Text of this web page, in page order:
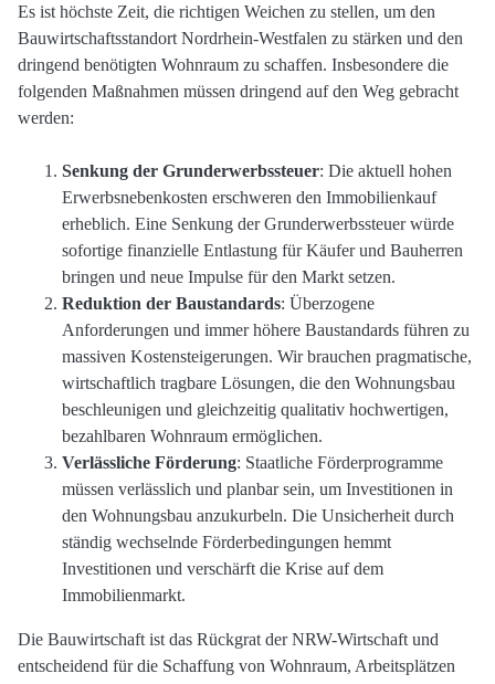
Es ist höchste Zeit, die richtigen Weichen zu stellen, um den
Bauwirtschaftsstandort Nordrhein-Westfalen zu stärken und den
dringend benötigten Wohnraum zu schaffen. Insbesondere die
folgenden Maßnahmen müssen dringend auf den Weg gebracht
werden:
Senkung der Grunderwerbssteuer: Die aktuell hohen
Erwerbsnebenkosten erschweren den Immobilienkauf
erheblich. Eine Senkung der Grunderwerbssteuer würde
sofortige finanzielle Entlastung für Käufer und Bauherren
bringen und neue Impulse für den Markt setzen.
Reduktion der Baustandards: Überzogene
Anforderungen und immer höhere Baustandards führen zu
massiven Kostensteigerungen. Wir brauchen pragmatische,
wirtschaftlich tragbare Lösungen, die den Wohnungsbau
beschleunigen und gleichzeitig qualitativ hochwertigen,
bezahlbaren Wohnraum ermöglichen.
Verlässliche Förderung: Staatliche Förderprogramme
müssen verlässlich und planbar sein, um Investitionen in
den Wohnungsbau anzukurbeln. Die Unsicherheit durch
ständig wechselnde Förderbedingungen hemmt
Investitionen und verschärft die Krise auf dem
Immobilienmarkt.
Die Bauwirtschaft ist das Rückgrat der NRW-Wirtschaft und
entscheidend für die Schaffung von Wohnraum, Arbeitsplätzen